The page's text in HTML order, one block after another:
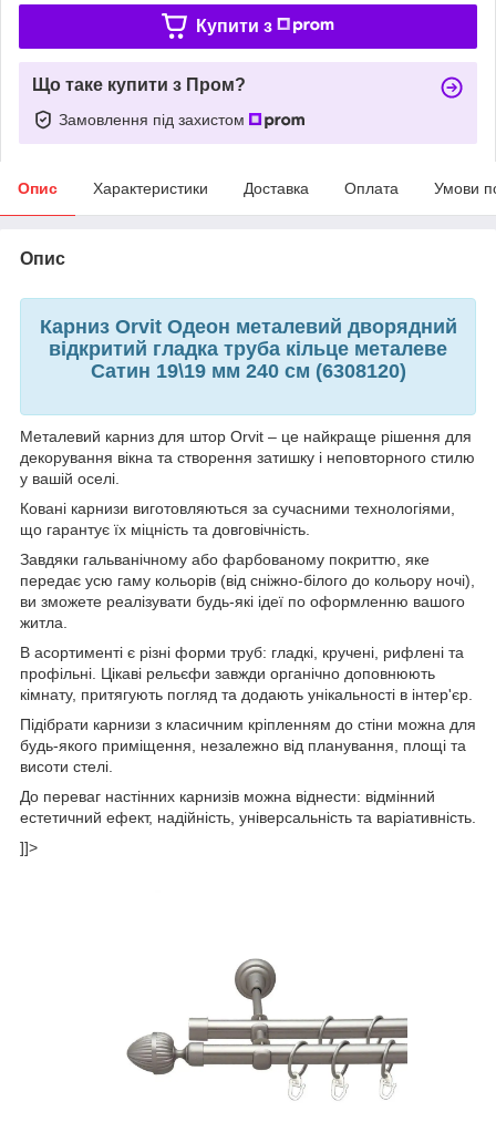
Купити з
Що таке купити з Пром?
Замовлення під захистом
Опис Характеристики Доставка Оплата Умови
Опис
Карниз Orvit Одеон металевий дворядний
відкритий гладка труба кільце металеве
Сатин 19\19 мм 240 см (6308120)
Металевий карниз для штор Orvit – це найкраще рішення для
декорування вікна та створення затишку і неповторного стилю
у вашій оселі.
Ковані карнизи виготовляються за сучасними технологіями,
що гарантує їх міцність та довговічність.
Завдяки гальванічному або фарбованому покриттю, яке
передає усю гаму кольорів (від сніжно-білого до кольору ночі),
ви зможете реалізувати будь-які ідеї по оформленню вашого
житла.
В асортименті є різні форми труб: гладкі, кручені, рифлені та
профільні. Цікаві рельєфи завжди органічно доповнюють
кімнату, притягують погляд та додають унікальності в інтер'єр.
Підібрати карнизи з класичним кріпленням до стіни можна для
будь-якого приміщення, незалежно від планування, площі та
висоти стелі.
До переваг настінних карнизів можна віднести: відмінний
естетичний ефект, надійність, універсальність та варіативність.
]]>